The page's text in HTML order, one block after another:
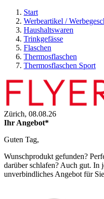
Start
Werbeartikel /
Haushaltswaren
Trinkgefässe
Flaschen
Thermosflaschen
Thermosflaschen Sport
Zürich, 08.08.26
Ihr Angebot*
Guten Tag,
Wunschprodukt gefunden?
darüber schlafen? Auch gut. In
unverbindliches Angebot für